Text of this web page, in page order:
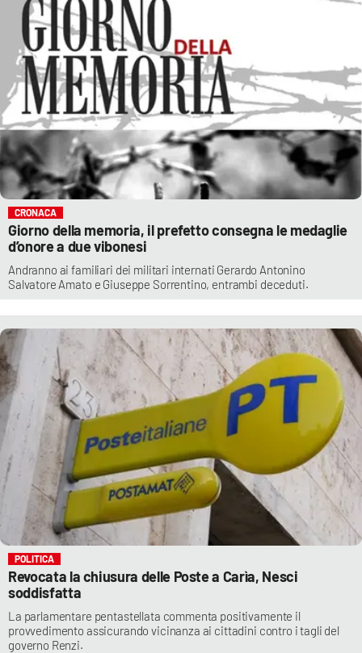
CRONACA
Giorno della memoria, il prefetto consegna le medaglie
d’onore a due vibonesi
Andranno ai familiari dei militari internati Gerardo Antonino
Salvatore Amato e Giuseppe Sorrentino, entrambi deceduti.
POLITICA
Revocata la chiusura delle Poste a Carìa, Nesci
soddisfatta
La parlamentare pentastellata commenta positivamente il
provvedimento assicurando vicinanza ai cittadini contro i tagli del
governo Renzi.